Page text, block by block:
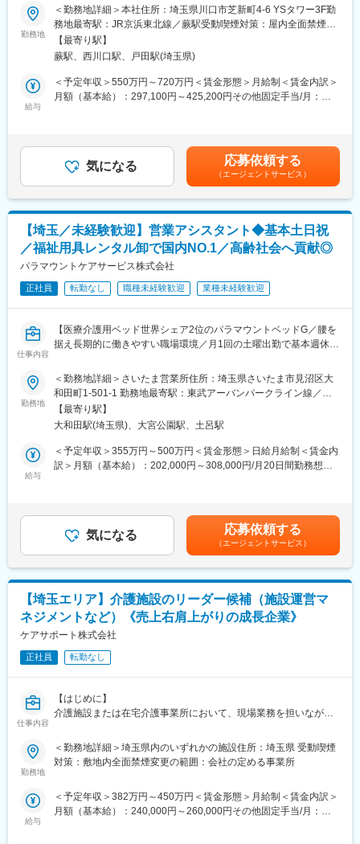
福祉事業に関する資格を持つスタッフが多数在籍しており、利用
者様が毎日楽しく参加できるよう、さまざまな訓練を行っていま
す。
訓練を通して自己理解を深めていただき、就職後も長く働き続け
分からないことがあれば、先輩スタッフが優しく丁寧に教えます
ので、どうぞ安心してご参加ください。
した」就職支援をおこなっています。発達障害の特性による働き
づらさをフォローする「働き続けるためのプログラム」と自分の
価値観や適職を見極める「やりがいを見つけるためのカリキュラ
ム」で職場定着率92.2％（2021年度実績）を実現。実践に近いオ
フィス空間での訓練や、オリジナルのテキストを利用し、個人の
強みに合わせた支援ができる点が特徴です。
＼この求人のポイント／
◎部門が分かれており、設計業務に集中できる環境
◎設計から施工管理、検査・点検まで自社一気通貫
◎キャリアチェンジの相談も可能
◎創業以来黒字経営で「成長企業×安定企業」
◎プラントや商業施設、インフラ等の大型案件にも携われる！
験、検査までをワンストップで提供する当社にて、電気設備設計
職を募集します。
ト・商業施設・公共施設・発電施設など幅広い物件の高圧・特別
高圧の電気設備を担当いただき、設計から納品までをお任せしま
す。
■組織構成・社風
・社員の約8割が中途入社
・業務中は頻繁にコミュニケーションを取りながら進めています
■就業環境
・土日祝休みの完全週休2日制、年間休日126日（※案件による）
・月平均残業時間30時間程度
・有給休暇の平均取得日数9.8日程度
・定年65歳、再雇用制度により70歳まで勤務可能
・全国から受注しているため、納品時などに出張が発生する場合
・資格手当：5,000円～10,000円
・扶養手当：1人につき5,000円
・長期出張や一時帰宅にかかる交通費支給
※規定あり
■魅力
電気設備の設計から施工管理、検査・点検まで一気通貫で行って
いるため、自身の担当業務だけでなく設備が完成するまでの全工
程を社内で見ることができます。また、本人の希望や適性に応じ
てキャリアチェンジの相談も可能です。
創業以来黒字経営を継続しており、2025年9月期の売上高は26億
1,000万円。直近3年間で売上高は約3倍に成長しています。設計
変更の範囲：会社の定める業務
勤務地
＜勤務地詳細＞本社住所：埼玉県川口市芝新町4-6 YSタワー3F勤
務地最寄駅：JR京浜東北線／蕨駅受動喫煙対策：屋内全面禁煙変
更の範囲：会社の定める事業所
【最寄り駅】
蕨駅、西川口駅、戸田駅(埼玉県)
給与
＜予定年収＞550万円～720万円＜賃金形態＞月給制＜賃金内訳＞
月額（基本給）：297,100円～425,200円その他固定手当/月：
給：年1回■賞与：年2回（前年度実績2.6ヶ月分）■決算賞与（業
績による）■モデル年収：6,637,000円/入社1年目・40歳
7,597,300円/入社5年目・47歳賃金はあくまでも目安の金額であ
り、選考を通じて上下する可能性があります。月給(月額)は固定手
当を含めた表記です。
気になる 応募依頼する
（エージェントサービス）
【埼玉／未経験歓迎】営業アシスタント◆基本土日祝
／福祉用具レンタル卸で国内NO.1／高齢社会へ貢献◎
パラマウントケアサービス株式会社
正社員 転勤なし 職種未経験歓迎 業種未経験歓迎
仕事内容
【医療介護用ベッド世界シェア2位のパラマウントベッドG／腰を
据え長期的に働きやすい職場環境／月1回の土曜出勤で基本週休2
■業務内容：
介護用ベッド・車いす・歩行器等の福祉用具を、お客様である介
護ショップにレンタルする際の事務作業全般をご担当いただきま
す。
・レンタル注文受付及び返却受付 それに伴うシステム入力
・伝票作成（社内システム使用）
・納期調整、配送スケジュール管理
・電話応対、来客応対（茶菓接遇含む）
■ポジション概要：
【レンタル終了時】返却受付の事務処理、月末月初は請求書チェ
ック
◎上記他、勤怠管理・小口現金処理といった事務所内の庶務も担
時には倉庫内で福祉用具をピックアップするなど、いわゆるデス
クワークのみの事務職とは異なります。
を求める方に適職の事務職です。
入社後にはOJT研修を通してサポートしていきますのでご安心く
ださい。
がら、社内メンバーと連携して動いています。少しでもお客様の
ご要望に近づけるように最善の行動をとるよう意識しています。
勤務地
＜勤務地詳細＞さいたま営業所住所：埼玉県さいたま市見沼区大
和田町1-501-1 勤務地最寄駅：東武アーバンパークライン線／大
和田駅受動喫煙対策：屋内全面禁煙変更の範囲：会社の定める事
業所
【最寄り駅】
大和田駅(埼玉県)、大宮公園駅、土呂駅
給与
＜予定年収＞355万円～500万円＜賃金形態＞日給月給制＜賃金内
訳＞月額（基本給）：202,000円～308,000円/月20日間勤務想定
与：年2回■昇給：年1回賃金はあくまでも目安の金額であり、選
考を通じて上下する可能性があります。月給(月額)は固定手当を含
気になる 応募依頼する
（エージェントサービス）
【埼玉エリア】介護施設のリーダー候補（施設運営マ
ネジメントなど）《売上右肩上がりの成長企業》
ケアサポート株式会社
正社員 転勤なし
仕事内容
【はじめに】
介護施設または在宅介護事業所において、現場業務を担いなが
に主任・副施設長・施設長等のマネジメントポジションを担うこ
とを想定したポジションとなります。
・介護サービスの提供
・スタッフ教育、簡易的な業務管理 、業務指示
勤務地
＜勤務地詳細＞埼玉県内のいずれかの施設住所：埼玉県 受動喫煙
対策：敷地内全面禁煙変更の範囲：会社の定める事業所
給与
＜予定年収＞382万円～450万円＜賃金形態＞月給制＜賃金内訳＞
月額（基本給）：240,000円～260,000円その他固定手当/月：